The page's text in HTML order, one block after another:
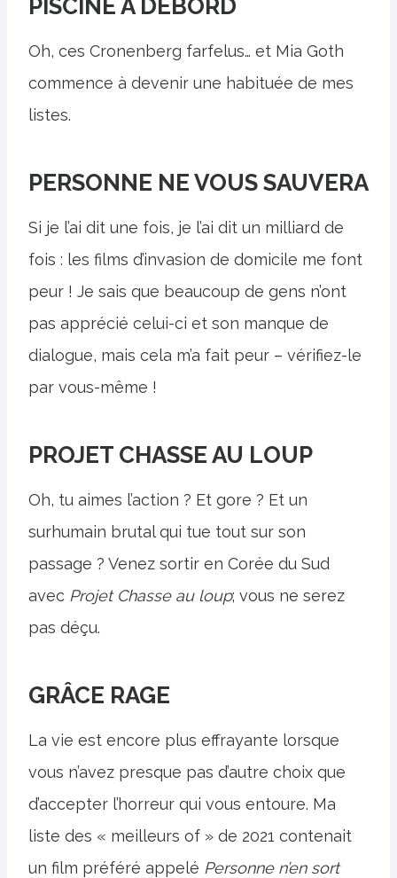
PISCINE À DÉBORD
Oh, ces Cronenberg farfelus… et Mia Goth
commence à devenir une habituée de mes
listes.
PERSONNE NE VOUS SAUVERA
Si je l’ai dit une fois, je l’ai dit un milliard de
fois : les films d’invasion de domicile me font
peur ! Je sais que beaucoup de gens n’ont
pas apprécié celui-ci et son manque de
dialogue, mais cela m’a fait peur – vérifiez-le
par vous-même !
PROJET CHASSE AU LOUP
Oh, tu aimes l’action ? Et gore ? Et un
surhumain brutal qui tue tout sur son
passage ? Venez sortir en Corée du Sud
avec Projet Chasse au loup; vous ne serez
pas déçu.
GRÂCE RAGE
La vie est encore plus effrayante lorsque
vous n’avez presque pas d’autre choix que
d’accepter l’horreur qui vous entoure. Ma
liste des « meilleurs of » de 2021 contenait
un film préféré appelé Personne n’en sort